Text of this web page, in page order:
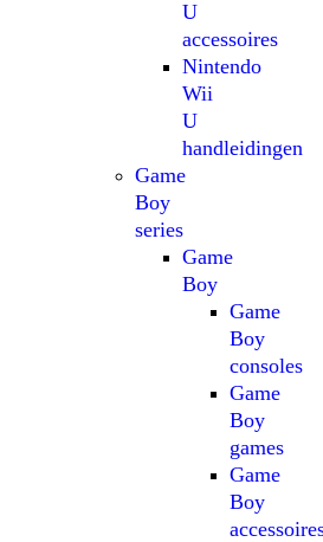
U
accessoires
Nintendo
Wii
U
handleidingen
Game
Boy
series
Game
Boy
Game
Boy
consoles
Game
Boy
games
Game
Boy